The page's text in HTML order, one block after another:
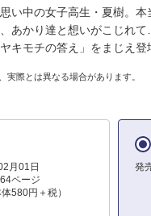
い中の女子高生・夏樹。
あかり達と想いがこじれ
キモチの答え」をまじえ登
際とは異なる場合があります。
月01日
ページ
580円＋税）
発